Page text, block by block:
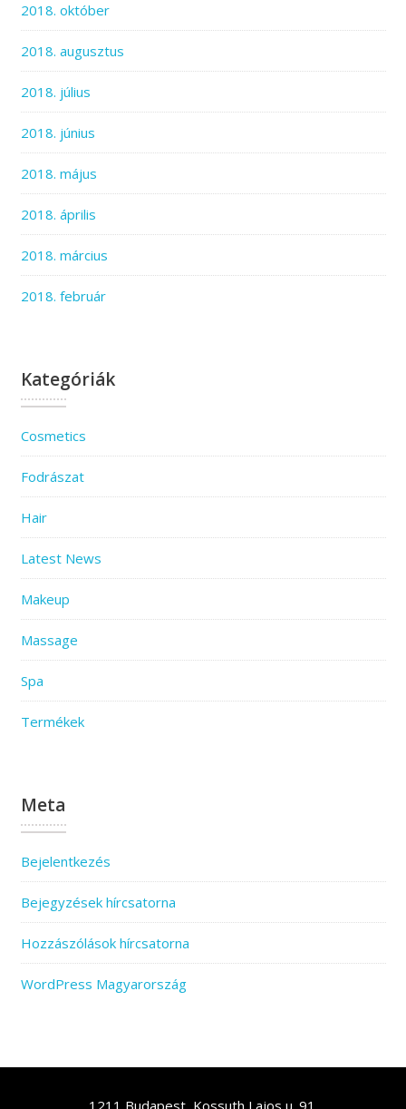
2018. október
2018. augusztus
2018. július
2018. június
2018. május
2018. április
2018. március
2018. február
Kategóriák
Cosmetics
Fodrászat
Hair
Latest News
Makeup
Massage
Spa
Termékek
Meta
Bejelentkezés
Bejegyzések hírcsatorna
Hozzászólások hírcsatorna
WordPress Magyarország